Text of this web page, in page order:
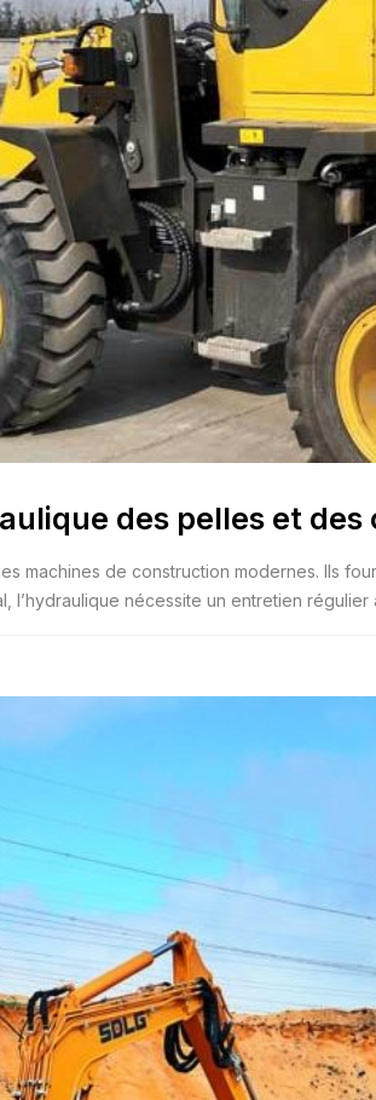
des pelles et des
machines de construction modernes. Ils
l’hydraulique nécessite un entretien